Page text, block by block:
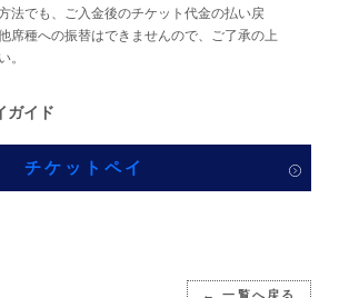
法でも、ご入金後のチケット代金の払い戻
席種への振替はできませんので、ご了承の上
。
イド
チケットペイ
← 一覧へ戻る